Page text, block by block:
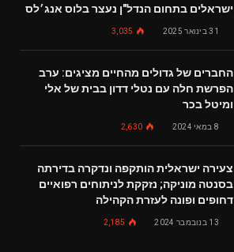
ישראלים בתחום הנדל"ן נעצר בלוס אנג׳לס
31 בינואר 2025 3,035
החברים של גדולים מהחיים מציגים: ערב
הפרשת חלה עם נטלי דדון בבית של אלי
ומיטל בכר
8 במאי 2024 2,630
צעירה ישראלית הותקפה ונדקרה בדירתה
בסנטה מוניקה; נזקקת לניתוחים רפואיים
דחופים ופונה לעזרת הקהילה
13 בנובמבר 2024 2,185